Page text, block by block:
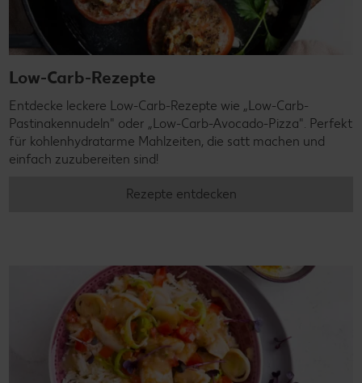
Low-Carb-Rezepte
Entdecke leckere Low-Carb-Rezepte wie „Low-Carb-
Pastinakennudeln" oder „Low-Carb-Avocado-Pizza". Perfekt
für kohlenhydratarme Mahlzeiten, die satt machen und
einfach zuzubereiten sind!
Rezepte entdecken